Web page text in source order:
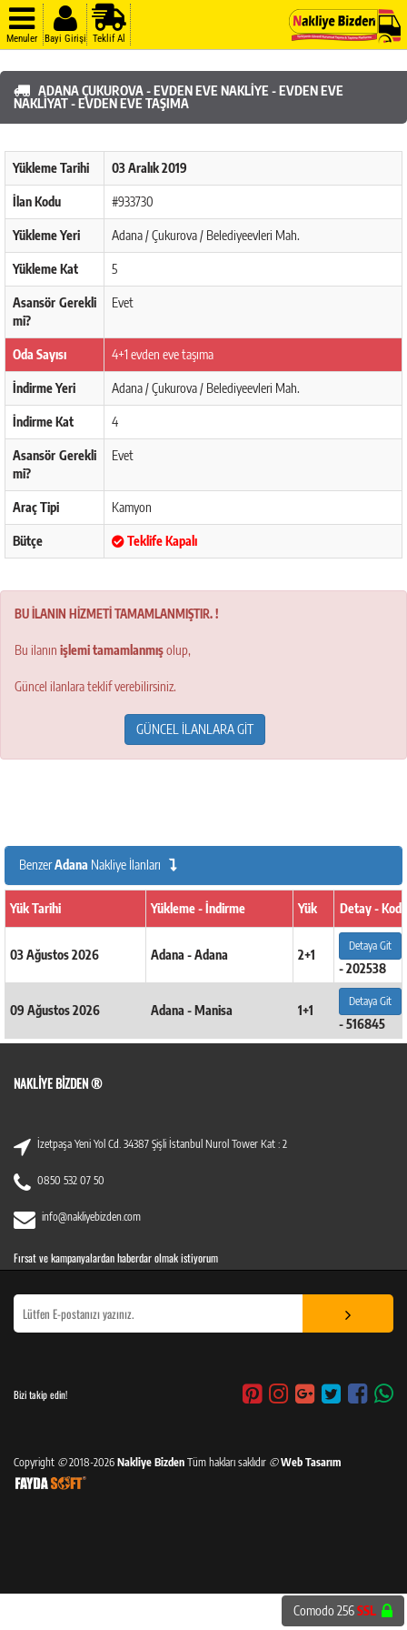
Menuler Bayi Girişi Teklif Al
ADANA ÇUKUROVA - EVDEN EVE NAKLIYE - EVDEN EVE
NAKLIYAT - EVDEN EVE TAŞIMA
Yükleme Tarihi 03 Aralık 2019
İlan Kodu #933730
Yükleme Yeri Adana / Çukurova / Belediyeevleri Mah.
Yükleme Kat 5
Asansör Gerekli
mi?
Evet
Oda Sayısı 4+1 evden eve taşıma
İndirme Yeri Adana / Çukurova / Belediyeevleri Mah.
İndirme Kat 4
Asansör Gerekli
mi?
Evet
Araç Tipi Kamyon
Bütçe Teklife Kapalı
BU İLANIN HİZMETİ TAMAMLANMIŞTIR. !
Bu ilanın işlemi tamamlanmışolup,
Güncel ilanlara teklif verebilirsiniz.
GÜNCEL İLANLARA GİT
BenzerAdana Nakliye İlanları
Yük Tarihi Yükleme - İndirme Yük Detay - Kod
03 Ağustos 2026 Adana - Adana 2+1
Detaya Git
- 202538
09 Ağustos 2026 Adana - Manisa 1+1
Detaya Git
- 516845
NAKLIYE BIZDEN ®
İzetpaşa Yeni Yol Cd. 34387 Şişli İstanbul Nurol Tower Kat : 2
0850 532 07 50
info@nakliyebizden.com
Fırsat ve kampanyalardan haberdar olmak istiyorum
Bizi takip edin!
Copyright ©2018-2026 Nakliye Bizden Tüm hakları saklıdır © Web Tasarım
Comodo 256SSL